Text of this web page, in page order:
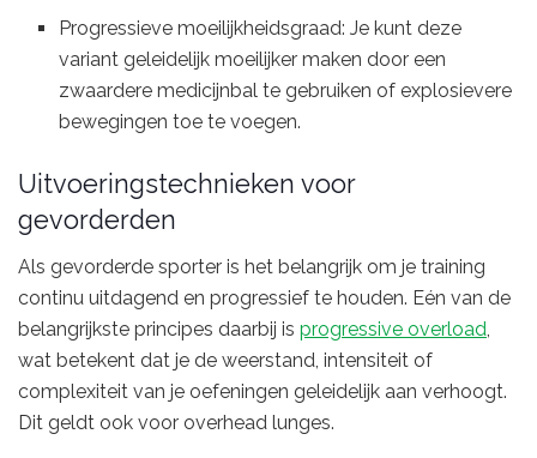
Progressieve moeilijkheidsgraad: Je kunt deze
variant geleidelijk moeilijker maken door een
zwaardere medicijnbal te gebruiken of explosievere
bewegingen toe te voegen.
Uitvoeringstechnieken voor
gevorderden
Als gevorderde sporter is het belangrijk om je training
continu uitdagend en progressief te houden. Eén van de
belangrijkste principes daarbij is progressive overload
wat betekent dat je de weerstand, intensiteit of
complexiteit van je oefeningen geleidelijk aan verhoogt.
Dit geldt ook voor overhead lunges.